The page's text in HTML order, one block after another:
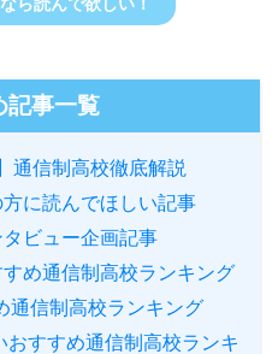
ら読んで欲しい！
記事一覧
通信制高校徹底解説
方に読んでほしい記事
タビュー企画記事
すめ通信制高校ランキング
通信制高校ランキング
おすすめ通信制高校ランキ